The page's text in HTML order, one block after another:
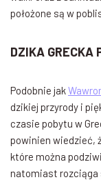
położone są w
DZIKA GRECKA
Podobnie jak
dzikiej przyrody i
czasie pobytu w
powinien wiedzieć,
które można
natomiast rozciąga